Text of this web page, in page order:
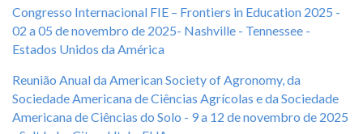
Congresso Internacional FIE – Frontiers in Education 2025 -
02 a 05 de novembro de 2025- Nashville - Tennessee -
Estados Unidos da América
Reunião Anual da American Society of Agronomy, da
Sociedade Americana de Ciências Agrícolas e da Sociedade
Americana de Ciências do Solo - 9 a 12 de novembro de 2025